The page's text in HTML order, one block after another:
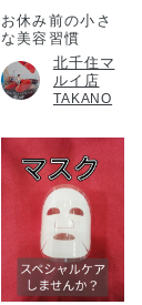
お休み前の小さ
な美容習慣
北千住マ
ルイ店
TAKANO